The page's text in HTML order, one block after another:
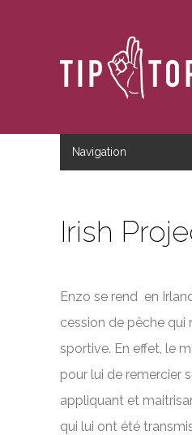
Navigation
Irish
Enzo se rend en
cession de pêche qui
sportive. En effet, le
pour lui de remercier
appliquant et
qui lui ont été